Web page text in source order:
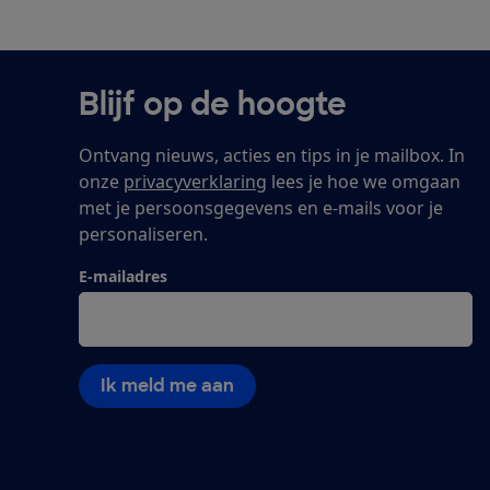
Blijf op de hoogte
Ontvang nieuws, acties en tips in je mailbox. In
onze privacyverklaring lees je hoe we omgaan
met je persoonsgegevens en e-mails voor je
personaliseren.
E-mailadres
Ik meld me aan